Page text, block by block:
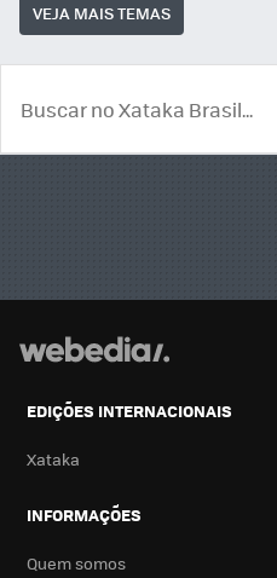
VEJA MAIS TEMAS
EDIÇÕES INTERNACIONAIS
Xataka
INFORMAÇÕES
Quem somos